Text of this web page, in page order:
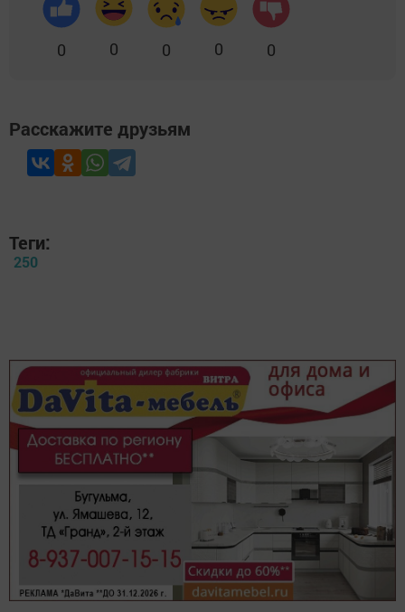
0 0 0 0 0
Расскажите друзьям
Теги:
250